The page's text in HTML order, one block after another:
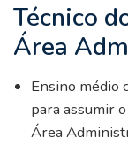
Técnico
Área
Ensino médio
para assumir
Área